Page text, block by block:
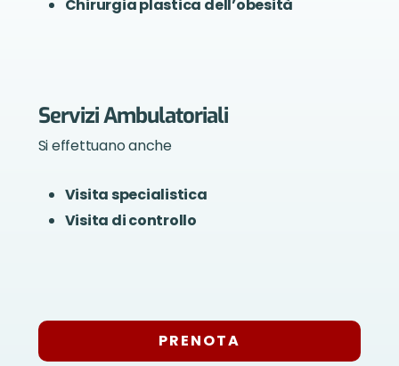
Chirurgia plastica dell’obesità
Servizi Ambulatoriali
Si effettuano anche
Visita specialistica
Visita di controllo
PRENOTA